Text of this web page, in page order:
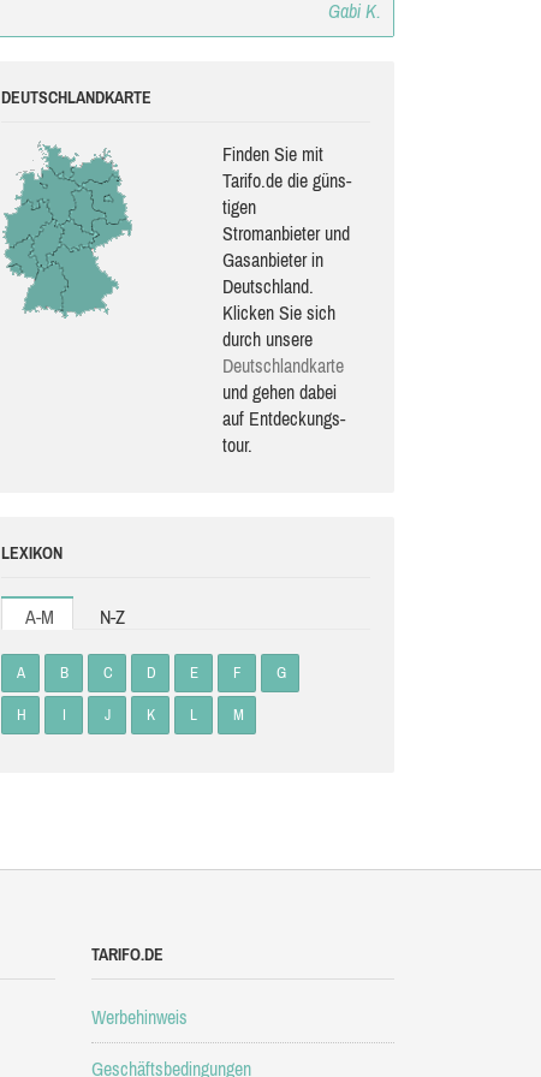
Gabi K.
DEUTSCHLANDKARTE
Finden Sie mit
Tarifo.de die güns­
ti­gen
Stromanbieter und
Gasanbieter in
Deutschland.
Klicken Sie sich
durch unsere
Deutsch­land­karte
und gehen dabei
auf Ent­de­ckungs­
tour.
LEXIKON
A-M N-Z
A B C D E F G
H I J K L M
TARIFO.DE
Werbehinweis
Geschäftsbedingungen